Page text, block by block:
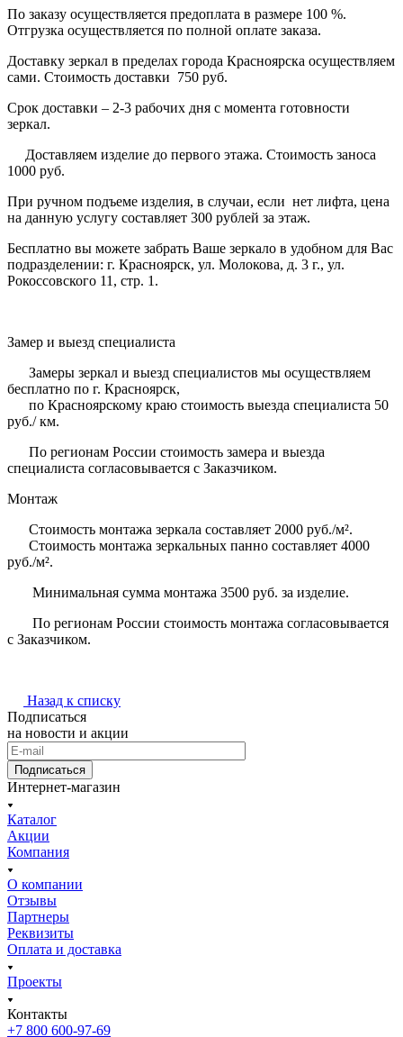
По заказу осуществляется предоплата в размере 100 %.
Отгрузка осуществляется по полной оплате заказа.
Доставку зеркал в пределах города Красноярска осуществляем
сами. Стоимость доставки 750 руб.
Срок доставки – 2-3 рабочих дня с момента готовности
зеркал.
Доставляем изделие до первого этажа. Стоимость заноса
1000 руб.
При ручном подъеме изделия, в случаи, если нет лифта, цена
на данную услугу составляет 300 рублей за этаж.
Бесплатно вы можете забрать Ваше зеркало в удобном для Вас
подразделении: г. Красноярск, ул. Молокова, д. 3 г., ул.
Рокоссовского 11, стр. 1.
Замер и выезд специалиста
Замеры зеркал и выезд специалистов мы осуществляем
бесплатно по г. Красноярск,
по Красноярскому краю стоимость выезда специалиста 50
руб./ км.
По регионам России стоимость замера и выезда
специалиста согласовывается с Заказчиком.
Монтаж
Стоимость монтажа зеркала составляет 2000 руб./м².
Стоимость монтажа зеркальных панно составляет 4000
руб./м².
Минимальная сумма монтажа 3500 руб. за изделие.
По регионам России стоимость монтажа согласовывается
с Заказчиком.
Назад к списку
Подписаться
на новости и акции
Подписаться
Интернет-магазин
Каталог
Акции
Компания
О компании
Отзывы
Партнеры
Реквизиты
Оплата и доставка
Проекты
Контакты
+7 800 600-97-69